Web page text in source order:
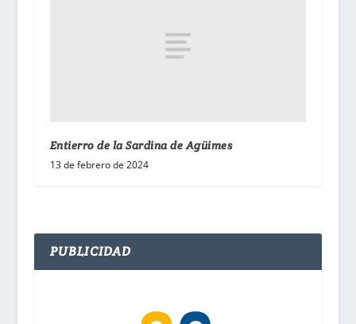
Entierro de la Sardina de Agüimes
13 de febrero de 2024
PUBLICIDAD